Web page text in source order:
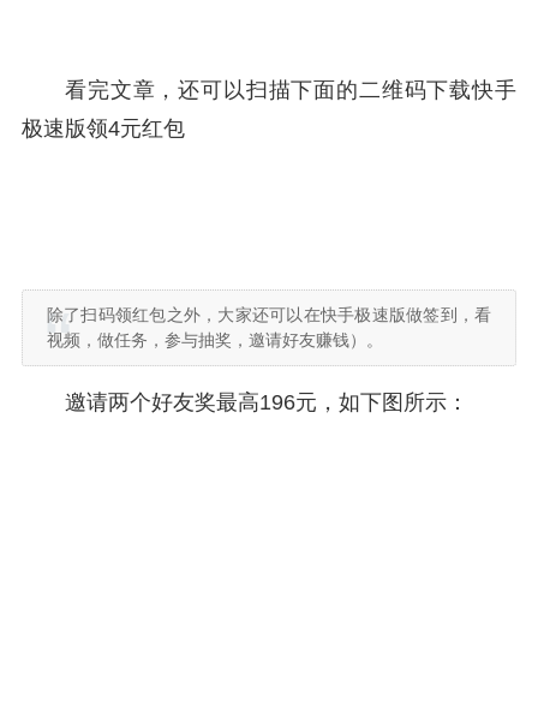
看完文章，还可以扫描下面的二维码下载快手
极速版领4元红包
除了扫码领红包之外，大家还可以在快手极速版做签到，看
视频，做任务，参与抽奖，邀请好友赚钱）。
邀请两个好友奖最高196元，如下图所示：